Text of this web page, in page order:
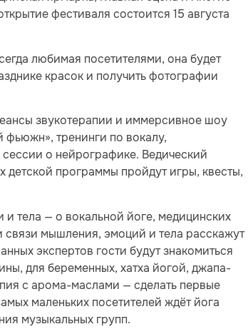
фестиваля состоится 15 августа
любимая посетителями, она будет
красок и получить фотографии
звукотерапии и иммерсивное шоу
фьюжн», тренинги по вокалу,
о нейрографике. Ведический
детской программы пройдут игры, квесты,
и тела — о вокальной йоге, медицинских
связи мышления, эмоций и тела расскажут
экспертов гости будут знакомиться
для беременных, хатха йогой, джапа-
с арома-маслами — сделать первые
маленьких посетителей ждёт йога
музыкальных групп.